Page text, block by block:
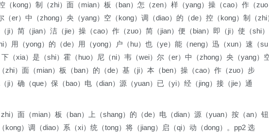
（kong）制（zhi）面（mian）板（ban）怎（zen）样（yang）操（cao）作（zuo
er）中（zhong）央（yang）空（kong）调（diao）的（de）控（kong）制（zhi
ji）简（jian）洁（jie）操（cao）作（zuo）简（jian）便（bian）即（ji）使（shi）
用（yong）的（de）用（yong）户（hu）也（ye）能（neng）迅（xun）速（su
下（xia）是（shi）霍（huo）尼（ni）韦（wei）尔（er）中（zhong）央（yang）
zhi）面（mian）板（ban）的（de）基（ji）本（ben）操（cao）作（zuo）步
ji）确（que）保（bao）电（dian）源（yuan）已（yi）经（jing）接（jie）通
）面（mian）板（ban）上（shang）的（de）电（dian）源（yuan）按（an）钮
kong）调（diao）系（xi）统（tong）将（jiang）启（qi）动（dong）。pp2 选